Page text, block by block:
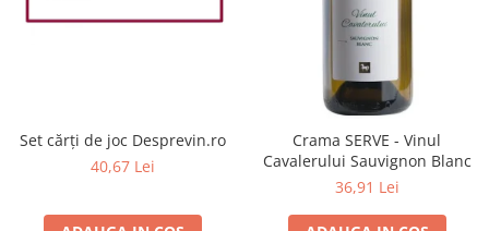
Set cărți de joc Desprevin.ro
40,67 Lei
Crama SERVE - Vinul
Cavalerului Sauvignon Blanc
36,91 Lei